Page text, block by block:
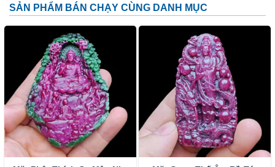
Phật Di Lặc tay cầm thỏi vàng
Phật Di Lặc ôm phiến đá
Phật Di Lặc dưới cây tùng, vác bao bố to phía sau
lưng…
Với mỗi tạo hình, Phật Di Lặc sẽ mang lại ý nghĩa riêng
nhưng vẫn không thể tách rời những ý nghĩa chung nhất:
Cuộc sống sung túc, con cháu đề huề, mang lại may mắn,
SẢN PHẨM BÁN CHẠY CÙNG DANH MỤC